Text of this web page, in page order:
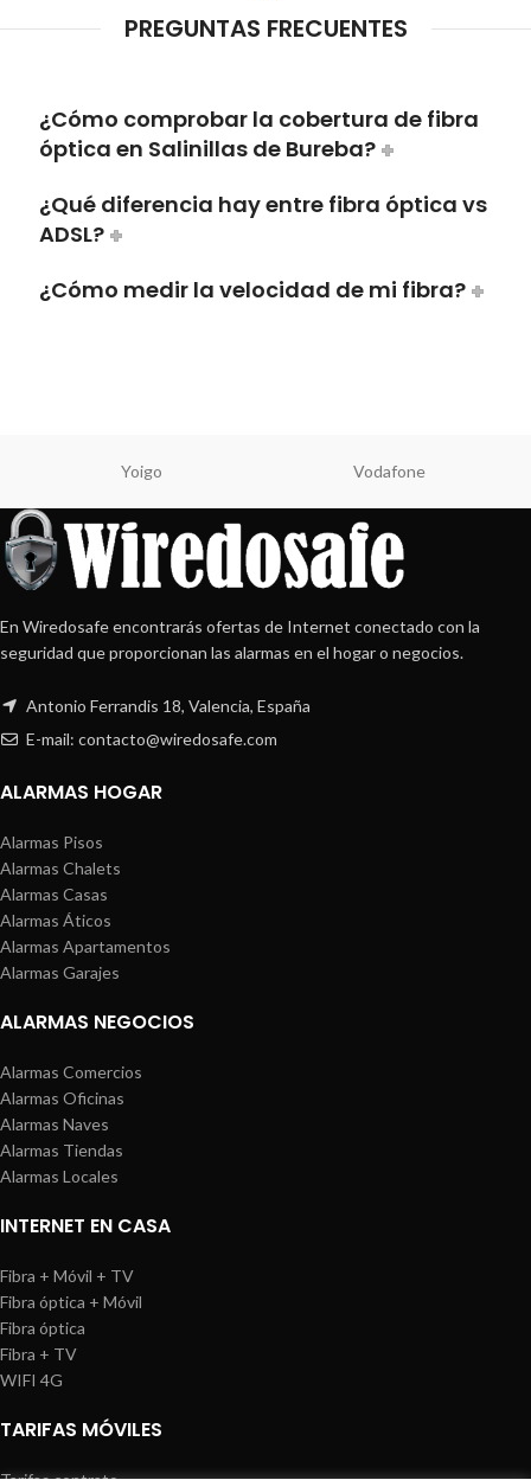
PREGUNTAS FRECUENTES
¿Cómo comprobar la cobertura de fibra
óptica en Salinillas de Bureba?
¿Qué diferencia hay entre fibra óptica vs
ADSL?
¿Cómo medir la velocidad de mi fibra?
Yoigo Vodafone
En Wiredosafe encontrarás ofertas de Internet conectado con la
seguridad que proporcionan las alarmas en el hogar o negocios.
Antonio Ferrandis 18, Valencia, España
E-mail: contacto@wiredosafe.com
ALARMAS HOGAR
Alarmas Pisos
Alarmas Chalets
Alarmas Casas
Alarmas Áticos
Alarmas Apartamentos
Alarmas Garajes
ALARMAS NEGOCIOS
Alarmas Comercios
Alarmas Oficinas
Alarmas Naves
Alarmas Tiendas
Alarmas Locales
INTERNET EN CASA
Fibra + Móvil + TV
Fibra óptica + Móvil
Fibra óptica
Fibra + TV
WIFI 4G
TARIFAS MÓVILES